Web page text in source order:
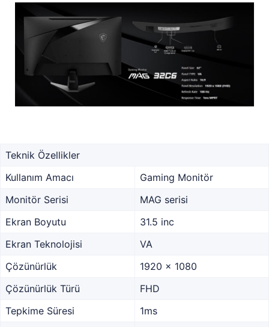
Teknik Özellikler
Kullanım Amacı
Gaming Monitör
Monitör Serisi
MAG serisi
Ekran Boyutu
31.5 inc
Ekran Teknolojisi
VA
Çözünürlük
1920 x 1080
Çözünürlük Türü
FHD
Tepkime Süresi
1ms